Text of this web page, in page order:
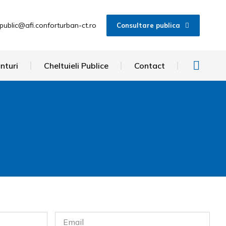
public@afi.conforturban-ct.ro Consultare publica
Cheltuieli Publice Contact